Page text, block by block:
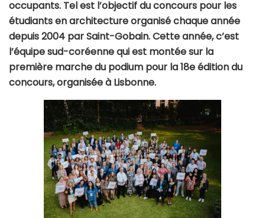
occupants. Tel est l’objectif du concours pour les
étudiants en architecture organisé chaque année
depuis 2004 par Saint-Gobain. Cette année, c’est
l’équipe sud-coréenne qui est montée sur la
première marche du podium pour la 18e édition du
concours, organisée à Lisbonne.